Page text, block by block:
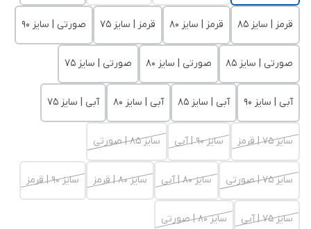
قرمز | سایز 85 قرمز | سایز 80 قرمز | سایز 75 صورتی | سایز 90
صورتی | سایز 85 صورتی | سایز 80 صورتی | سایز 75
آبی | سایز 90 آبی | سایز 85 آبی | سایز 80 آبی | سایز 75
سایز 75 | قرمز سایز 90 | آبی سایز 85 | صورتی
سایز 75 | صورتی سایز 80 | آبی سایز 80 | قرمز سایز 90 | قرمز
سایز 75 | آبی
سایز 80 | صورتی